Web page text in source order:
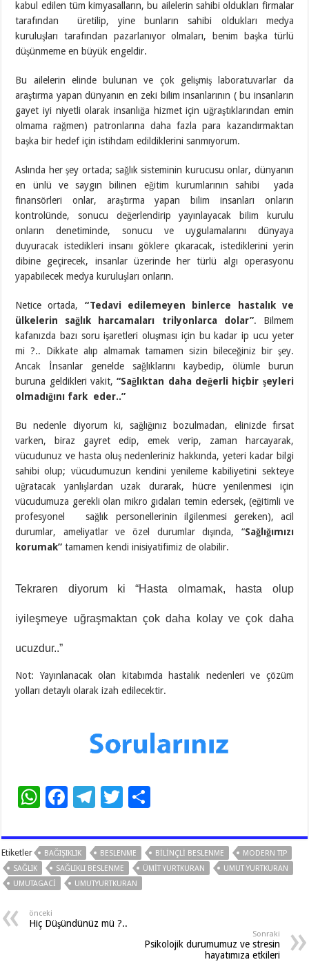
kabul edilen tüm kimyasalların, bu ailelerin sahibi oldukları firmalar
tarafından üretilip, yine bunların sahibi oldukları medya
kuruluşları tarafından pazarlanıyor olmaları, benim başka türlü
düşünmeme en büyük engeldir.
Bu ailelerin elinde bulunan ve çok gelişmiş laboratuvarlar da
araştırma yapan dünyanın en zeki bilim insanlarının ( bu insanların
gayet iyi niyetli olarak insanlığa hizmet için uğraştıklarından emin
olmama rağmen) patronlarına daha fazla para kazandırmaktan
başka bir hedef için istihdam edildiklerini sanmıyorum.
Aslında her şey ortada; sağlık sisteminin kurucusu onlar, dünyanın
en ünlü ve saygın bilinen eğitim kurumlarının sahibi yada
finansörleri onlar, araştırma yapan bilim insanları onların
kontrolünde, sonucu değerlendirip yayınlayacak bilim kurulu
onların denetiminde, sonucu ve uygulamalarını dünyaya
duyuracak istedikleri insanı göklere çıkaracak, istediklerini yerin
dibine geçirecek, insanlar üzerinde her türlü algı operasyonu
yapabilecek medya kuruluşları onların.
Netice ortada, “Tedavi edilemeyen binlerce hastalık ve
ülkelerin sağlık harcamaları trilyonlarca dolar”. Bilmem
kafanızda bazı soru işaretleri oluşması için bu kadar ip ucu yeter
mi ?.. Dikkate alıp almamak tamamen sizin bileceğiniz bir şey.
Ancak İnsanlar genelde sağlıklarını kaybedip, ölümle burun
buruna geldikleri vakit,“Sağlıktan daha değerli hiçbir şeyleri
olmadığını fark eder..”
Bu nedenle diyorum ki, sağlığınız bozulmadan, elinizde fırsat
varken, biraz gayret edip, emek verip, zaman harcayarak,
vücudunuz ve hasta oluş nedenleriniz hakkında, yeteri kadar bilgi
sahibi olup; vücudumuzun kendini yenileme kabiliyetini sekteye
uğratacak yanlışlardan uzak durarak, hücre yenilenmesi için
vücudumuza gerekli olan mikro gıdaları temin edersek, (eğitimli ve
profesyonel sağlık personellerinin ilgilenmesi gereken), acil
durumlar, ameliyatlar ve özel durumlar dışında, “Sağlığımızı
korumak”tamamen kendi inisiyatifimiz de olabilir.
Tekraren diyorum ki “Hasta olmamak, hasta olup
iyileşmeye uğraşmaktan çok daha kolay ve çok daha
ucuzdur..”
Not: Yayınlanacak olan kitabımda hastalık nedenleri ve çözüm
yolları detaylı olarak izah edilecektir.
W
at
sA
p
p
F
e
b
o
k
T
e
gr
a
T
tt
er
ar
e
Etiketler BAĞIŞIKLIK BESLENME BİLİNÇLİ BESLENME
MODERN TIP
SAĞLIK
SAĞLIKLI BESLENME ÜMİT YURTKURAN
UMUT YURTKURAN
UMUTAGACI
UMUTYURTKURAN
önceki
Hiç Düşündünüz mü ?..
Sonraki
Psikolojik durumumuz ve stresin
hayatımıza etkileri